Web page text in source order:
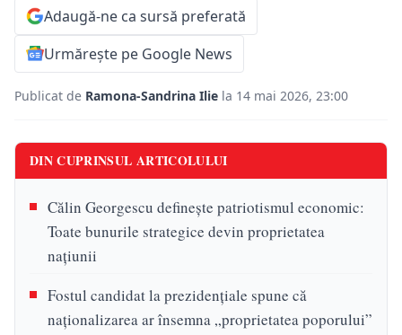
Adaugă-ne ca sursă preferată
Urmărește pe Google News
Publicat de Ramona-Sandrina Ilie la 14 mai 2026, 23:00
DIN CUPRINSUL ARTICOLULUI
Călin Georgescu definește patriotismul economic:
Toate bunurile strategice devin proprietatea
națiunii
Fostul candidat la prezidențiale spune că
naționalizarea ar însemna „proprietatea poporului”